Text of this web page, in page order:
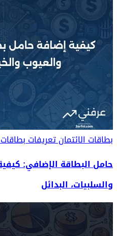
بطاقات الائتمانتعريفات بطاقات
حامل البطاقة الإضافي: كيفية
والسلبيات، البدائل